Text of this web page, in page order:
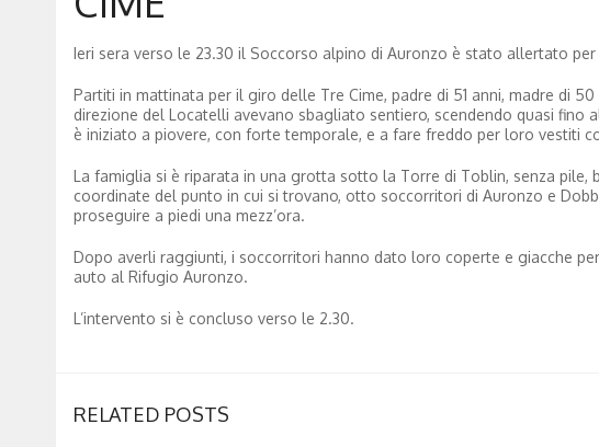
Ieri sera verso le 23.30 il Soccorso alpino di Auronzo è stato allertato
Partiti in mattinata per il giro delle Tre Cime, padre di 51 anni, madre di
direzione del Locatelli avevano sbagliato sentiero, scendendo quasi fino
è iniziato a piovere, con forte temporale, e a fare freddo per loro vestiti
La famiglia si è riparata in una grotta sotto la Torre di Toblin, senza
coordinate del punto in cui si trovano, otto soccorritori di Auronzo e
proseguire a piedi una mezz’ora.
Dopo averli raggiunti, i soccorritori hanno dato loro coperte e giacche
auto al Rifugio Auronzo.
L’intervento si è concluso verso le 2.30.
RELATED POSTS